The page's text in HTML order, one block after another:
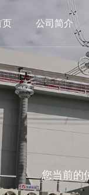
页 公司简介
领导致辞 厂荣厂
干式变压器 船
您当前的